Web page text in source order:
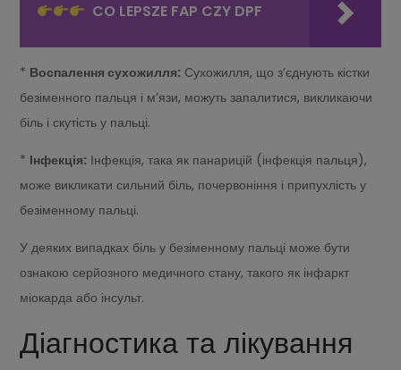
CO LEPSZE FAP CZY DPF
* Воспалення сухожилля: Сухожилля, що з’єднують кістки
безіменного пальця і м’язи, можуть запалитися, викликаючи
біль і скутість у пальці.
* Інфекція: Інфекція, така як панарицій (інфекція пальця),
може викликати сильний біль, почервоніння і припухлість у
безіменному пальці.
У деяких випадках біль у безіменному пальці може бути
ознакою серйозного медичного стану, такого як інфаркт
міокарда або інсульт.
Діагностика та лікування